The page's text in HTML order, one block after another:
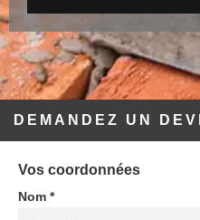
DEMANDEZ UN
Vos coordonnées
Nom *